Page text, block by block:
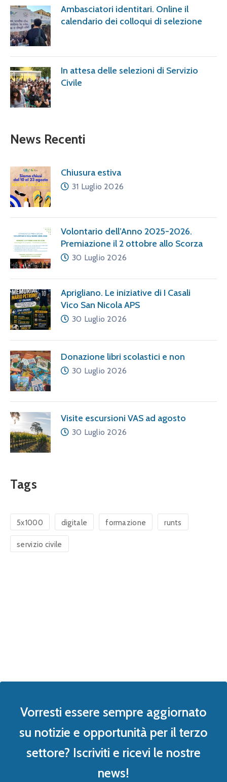
Ambasciatori identitari. Online il
calendario dei colloqui di selezione
In attesa delle selezioni di Servizio
Civile
News Recenti
Chiusura estiva
31 Luglio 2026
Volontario dell’Anno 2025-2026.
Premiazione il 2 ottobre allo Scorza
30 Luglio 2026
Aprigliano. Le iniziative di I Casali
Vico San Nicola APS
30 Luglio 2026
Donazione libri scolastici e non
30 Luglio 2026
Visite escursioni VAS ad agosto
30 Luglio 2026
Tags
5x1000 digitale formazione runts
servizio civile
Vorresti essere sempre aggiornato
su notizie e opportunità per il terzo
settore? Iscriviti e ricevi le nostre
news!